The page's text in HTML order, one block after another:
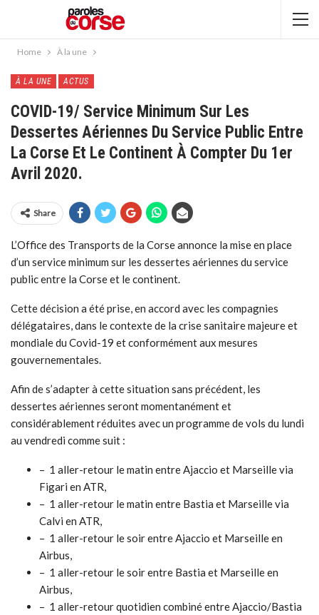
Home À la une
À LA UNE ACTUS
COVID-19/ Service Minimum Sur Les
Dessertes Aériennes Du Service Public Entre
La Corse Et Le Continent À Compter Du 1er
Avril 2020.
Share
L’Office des Transports de la Corse annonce la mise en place
d’un service minimum sur les dessertes aériennes du service
public entre la Corse et le continent.
Cette décision a été prise, en accord avec les compagnies
délégataires, dans le contexte de la crise sanitaire majeure et
mondiale du Covid-19 et conformément aux mesures
gouvernementales.
Afin de s’adapter à cette situation sans précédent, les
dessertes aériennes seront momentanément et
considérablement réduites avec un programme de vols du lundi
au vendredi comme suit :
– 1 aller-retour le matin entre Ajaccio et Marseille via
Figari en ATR,
– 1 aller-retour le matin entre Bastia et Marseille via
Calvi en ATR,
– 1 aller-retour le soir entre Ajaccio et Marseille en
Airbus,
– 1 aller-retour le soir entre Bastia et Marseille en
Airbus,
– 1 aller-retour quotidien combiné entre Ajaccio/Bastia